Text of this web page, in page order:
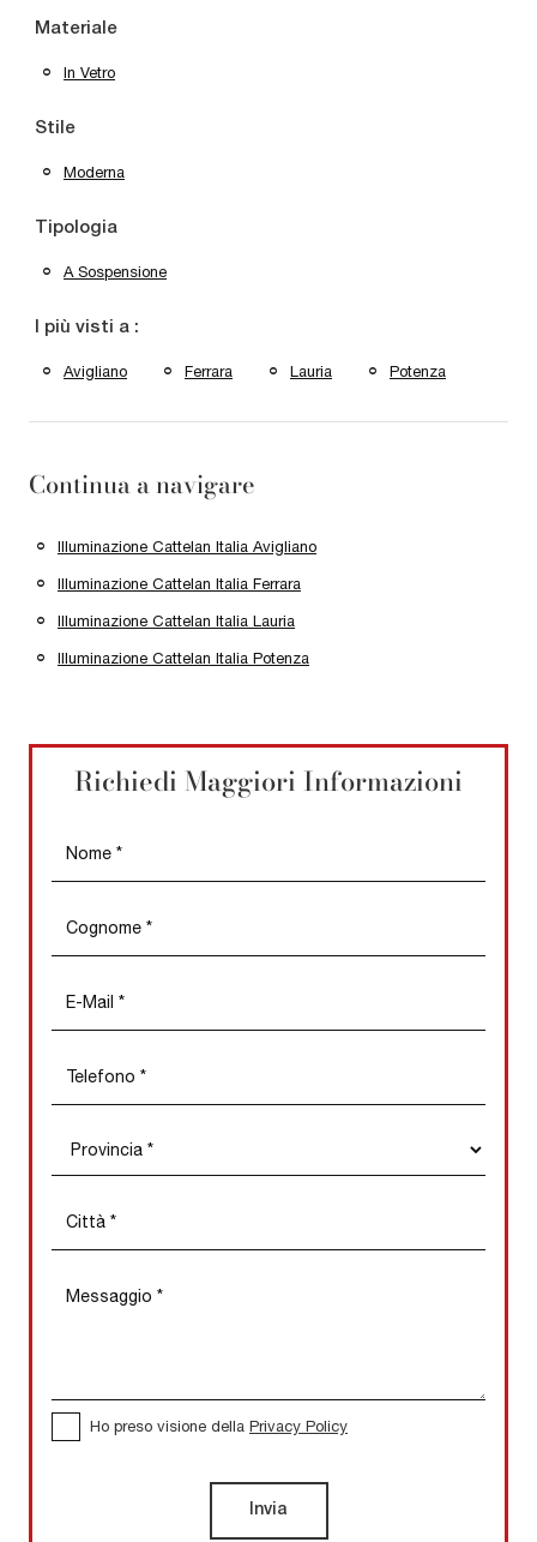
Materiale
In Vetro
Stile
Moderna
Tipologia
A Sospensione
I più visti a :
Avigliano Ferrara Lauria Potenza
Continua a navigare
Illuminazione Cattelan Italia Avigliano
Illuminazione Cattelan Italia Ferrara
Illuminazione Cattelan Italia Lauria
Illuminazione Cattelan Italia Potenza
Richiedi Maggiori Informazioni
Ho preso visione della Privacy Policy
Invia